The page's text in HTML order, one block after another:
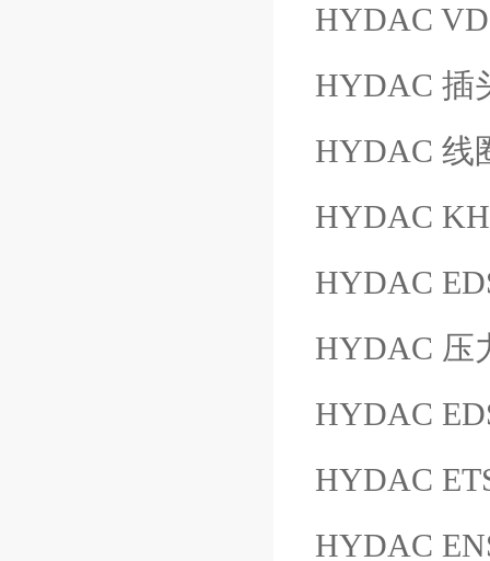
HYDAC
HYDAC 插
HYDAC 线
HYDAC
HYDAC
HYDAC 压
HYDAC
HYDAC
HYDAC